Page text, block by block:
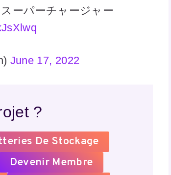
ーパーチャージャー
June 17, 2022
?
De Stockage
Devenir Membre